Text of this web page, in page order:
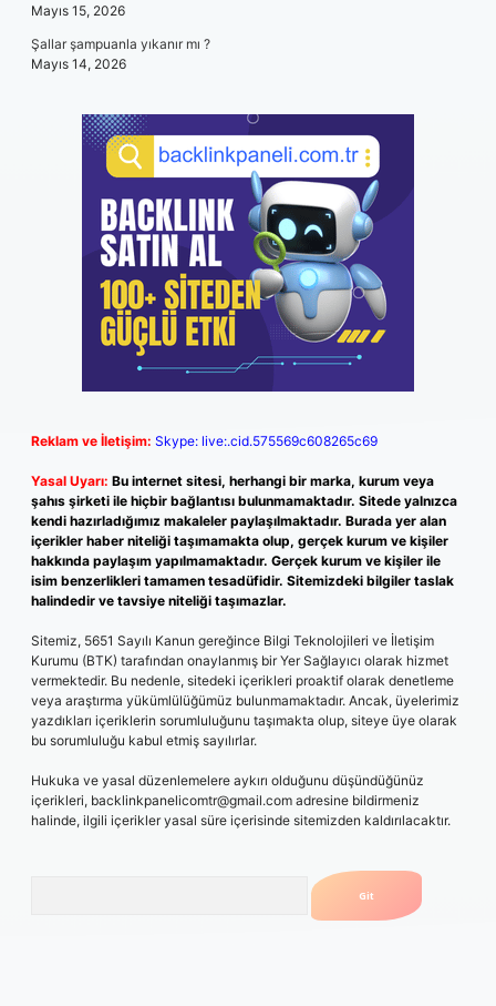
Mayıs 15, 2026
Şallar şampuanla yıkanır mı ?
Mayıs 14, 2026
Reklam ve İletişim: Skype: live:.cid.575569c608265c69
Yasal Uyarı: Bu internet sitesi, herhangi bir marka, kurum veya
şahıs şirketi ile hiçbir bağlantısı bulunmamaktadır. Sitede yalnızca
kendi hazırladığımız makaleler paylaşılmaktadır. Burada yer alan
içerikler haber niteliği taşımamakta olup, gerçek kurum ve kişiler
hakkında paylaşım yapılmamaktadır. Gerçek kurum ve kişiler ile
isim benzerlikleri tamamen tesadüfidir. Sitemizdeki bilgiler taslak
halindedir ve tavsiye niteliği taşımazlar.
Sitemiz, 5651 Sayılı Kanun gereğince Bilgi Teknolojileri ve İletişim
Kurumu (BTK) tarafından onaylanmış bir Yer Sağlayıcı olarak hizmet
vermektedir. Bu nedenle, sitedeki içerikleri proaktif olarak denetleme
veya araştırma yükümlülüğümüz bulunmamaktadır. Ancak, üyelerimiz
yazdıkları içeriklerin sorumluluğunu taşımakta olup, siteye üye olarak
bu sorumluluğu kabul etmiş sayılırlar.
Hukuka ve yasal düzenlemelere aykırı olduğunu düşündüğünüz
içerikleri, backlinkpanelicomtr@gmail.com adresine bildirmeniz
halinde, ilgili içerikler yasal süre içerisinde sitemizden kaldırılacaktır.